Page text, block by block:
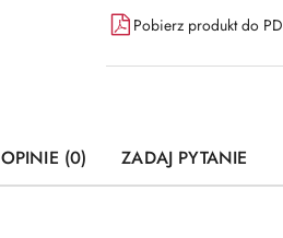
Pobierz produkt do
OPINIE (0) ZADAJ PYTANIE